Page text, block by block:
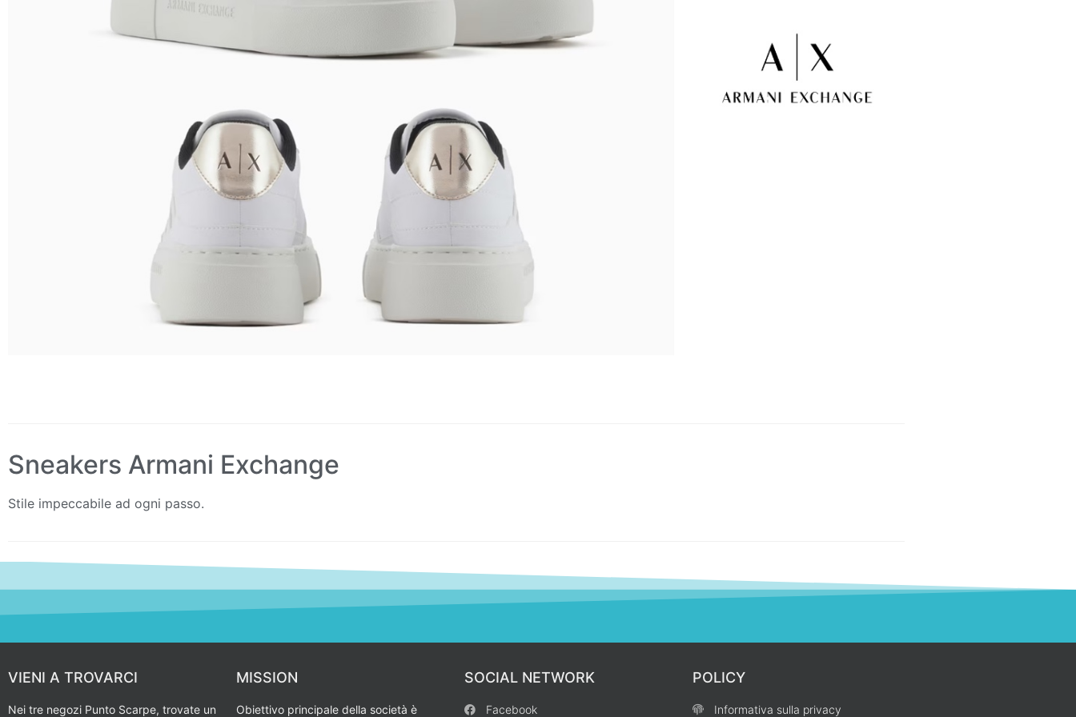
Sneakers Armani Exchange
Stile impeccabile ad ogni passo.
VIENI A TROVARCI
Nei tre negozi Punto Scarpe, trovate un
MISSION
Obiettivo principale della società è
SOCIAL NETWORK
Facebook
POLICY
Informativa sulla privacy